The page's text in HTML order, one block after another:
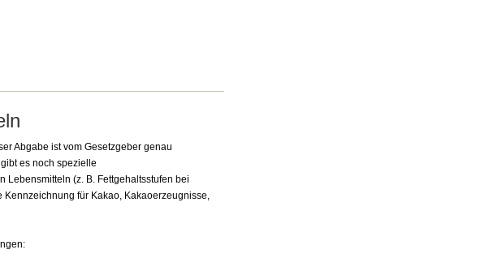
Abgabe ist vom Gesetzgeber genau
es noch spezielle
Lebensmitteln (z. B. Fettgehaltsstufen bei
für Kakao, Kakaoerzeugnisse,